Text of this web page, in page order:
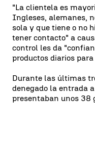
"La clientela es
Ingleses, alemanes,
sola y que tiene o no
tener contacto" a
control les da
productos diarios para
Durante las últimas
denegado la entrada
presentaban unos 38